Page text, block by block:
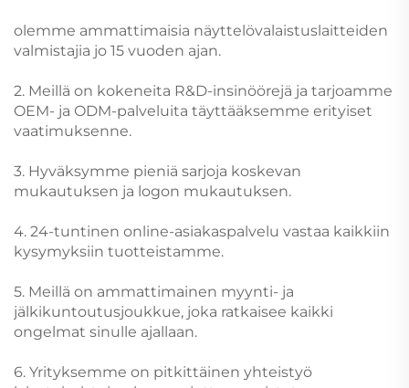
olemme ammattimaisia näyttelövalaistuslaitteiden
valmistajia jo 15 vuoden ajan.
2. Meillä on kokeneita R&D-insinöörejä ja tarjoamme
OEM- ja ODM-palveluita täyttääksemme erityiset
vaatimuksenne.
3. Hyväksymme pieniä sarjoja koskevan
mukautuksen ja logon mukautuksen.
4. 24-tuntinen online-asiakaspalvelu vastaa kaikkiin
kysymyksiin tuotteistamme.
5. Meillä on ammattimainen myynti- ja
jälkikuntoutusjoukkue, joka ratkaisee kaikki
ongelmat sinulle ajallaan.
6. Yrityksemme on pitkittäinen yhteistyö